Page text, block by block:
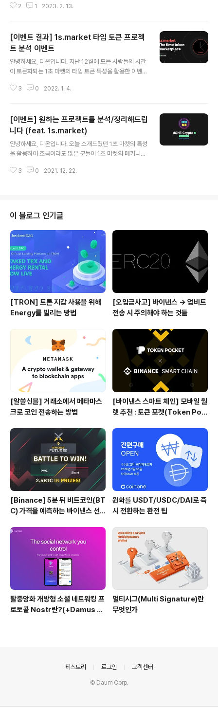
댑(Dapp)이 내 지갑..
이 이더리움(업그레이드, LSD, 레이어2 확장 솔루션 생태
밀히 관찰할 필요가 있다고 생각합니다. 원문 링크 : 돌고
돌아 다시 비트코인에 집중해야 하는 이유 돌고 돌아 다시
비트코인에 집중해야 하는 이유 2022년은 FTX와 Alam
eda Research 사태를 통해 크립토 산업 업계 플레이어
들에 대한 기본적인 신뢰와 상식이 산산조각나는 몰락의
한 해였습니다. 거래소가 고객들의 자금을 무단으로 횡령
2 1 2023. 2. 13.
[이벤트 결과] 1s.market 타임 토큰 프로젝
트 분석 이벤트
안녕하세요, 디온입니다. 지난 12월에 모든 사람들의 시간
이 토큰화되는 1초 마켓의 타임 토큰 특성을 활용한 이벤트
큰화되는 1s.market 소개 안녕하세요, 디온입니다. 올해
스에 상장되고, Web 2.0 사용자를 Web 3.0으로 연결하
는 dcrypto.tistory.com 이벤트 포스팅 : [이벤트] 원하
는 프로젝트를 분석/정리해드립니다 (feat. 1s.market)
[이벤트] 원하는 프로젝트를 분석/정리해드립니다 (feat. 1
s.market) 안녕하세요, 디온입니다. 오늘 소개드렸던 1초
마켓의 특성을 활용하여 조금이..
3 0 2022. 1. 4.
[이벤트] 원하는 프로젝트를 분석/정리해드립
니다 (feat. 1s.market)
안녕하세요, 디온입니다. 오늘 소개드렸던 1초 마켓의 특성
을 활용하여 조금이라도 많은 분들이 1초 마켓의 메커니즘
진행해볼까 합니다. [SocialFi] 모든 사람들의 시간이 토
스에 상장되고, Web 2.0 사용자를 Web 3.0으로 연결하
는 dcrypto.tistory.com 이름하여, 프로젝트 정리를 부
탁해! 프로젝트 정리를 부탁해 2017년부터 암호화폐 투자
자이자 블로거로 활동하면서 다양한 프로젝트를 소개하고
정리하는 콘텐츠를 업로드해오고 있습니다 특정한 체인 생
태계 ..
3 0 2021. 12. 22.
이 블로그 인기글
[TRON] 트론 지갑 사용을 위해
Energy를 빌리는 방법
[오입금사고] 바이낸스 → 업비트
전송 시 주의해야 하는 것들
[알쓸신블] 거래소에서 메타마스
크로 코인 전송하는 방법
[바이낸스 스마트 체인] 모바일 월
렛 추천 : 토큰 포켓(Token Poc
[Binance] 5분 뒤 비트코인(BT
C) 가격을 예측하는 바이낸스 선
원화를 USDT/USDC/DAI로 즉
시 전환하는 환전 팁
탈중앙화 개방형 소셜 네트워킹 프
로토콜 Nostr란?(+Damus 소
멀티시그(Multi Signature)란
무엇인가
티스토리 로그인 고객센터
© Daum Corp.